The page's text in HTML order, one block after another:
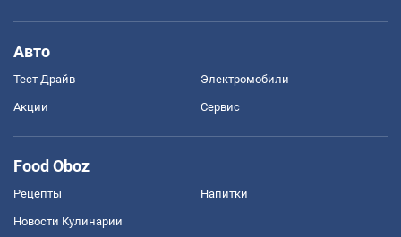
Авто
Тест Драйв Электромобили
Акции Сервис
Food Oboz
Рецепты Напитки
Новости Кулинарии